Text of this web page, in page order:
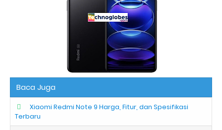
Baca Juga
Xiaomi Redmi Note 9 Harga, Fitur, dan Spesifikasi
Terbaru